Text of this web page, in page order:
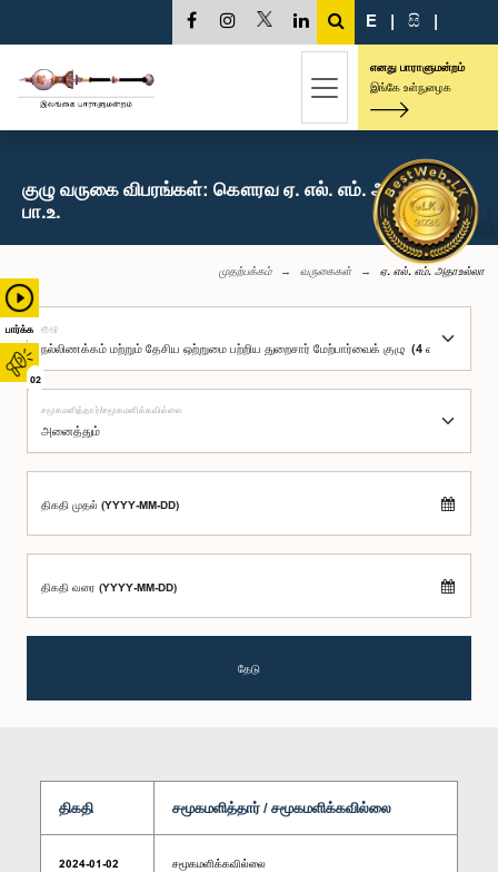
பார்க்க
02
E | සි |
எனது பாராளுமன்றம்
இங்கே உள்நுழைக
குழு வருகை விபரங்கள்: கௌரவ ஏ. எல். எம். அதாஉல்லா,
பா.உ.
முதற்பக்கம் வருகைகள் ஏ. எல். எம். அதாஉல்லா
குழு
சமூகமளித்தார்/சமூகமளிக்கவில்லை
திகதி முதல் (YYYY-MM-DD)
திகதி வரை (YYYY-MM-DD)
தேடு
திகதி சமூகமளித்தார் / சமூகமளிக்கவில்லை
2024-01-02 சமூகமளிக்கவில்லை